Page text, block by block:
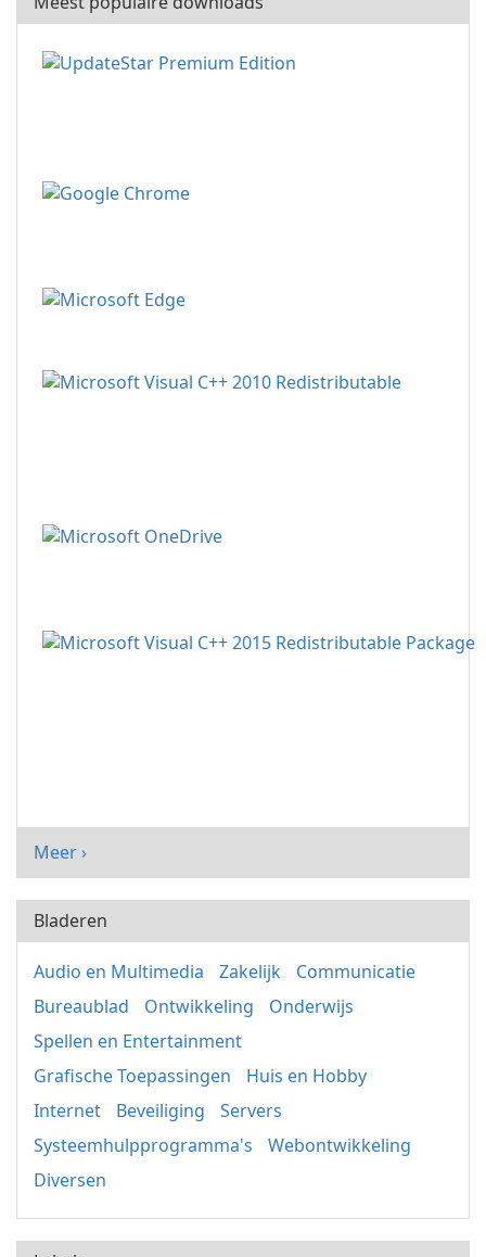
Meer ›
Bladeren
Audio en Multimedia Zakelijk
Communicatie
Bureaublad
Ontwikkeling
Onderwijs
Spellen en Entertainment
Grafische Toepassingen
Huis en Hobby
Internet
Beveiliging
Servers
Systeemhulpprogramma's
Webontwikkeling
Diversen